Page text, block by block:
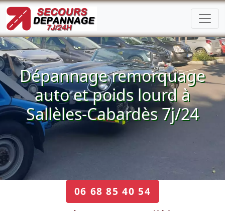
Dépannage remorquage
auto et poids lourd à
Sallèles-Cabardès 7j/24
06 68 85 40 54